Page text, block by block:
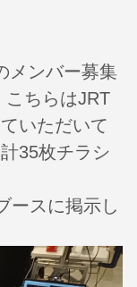
メンバー募集
こちらはJRT
いただいて
35枚チラシ
ースに掲示し